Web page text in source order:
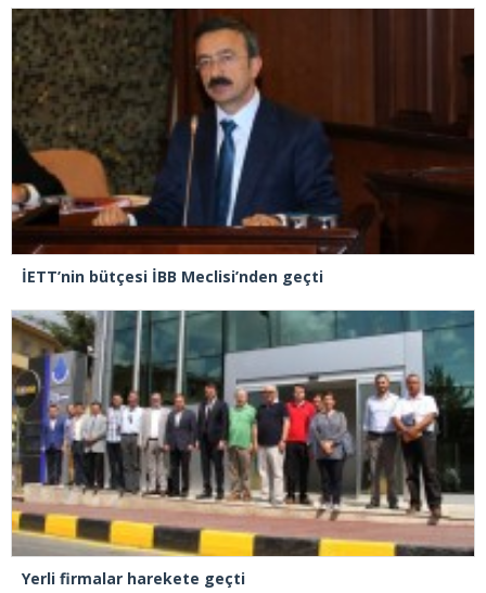
İETT’nin bütçesi İBB Meclisi’nden geçti
Yerli firmalar harekete geçti